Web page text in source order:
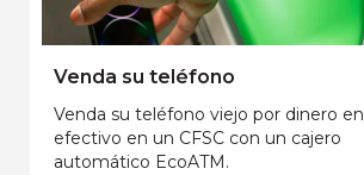
Venda su teléfono
Venda su teléfono viejo por dinero en
efectivo en un CFSC con un cajero
automático EcoATM.